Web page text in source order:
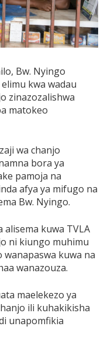
Bw. Nyingo
kwa wadau
zinazozalishwa
matokeo
wa chanjo
bora ya
pamoja na
afya ya mifugo na
Bw. Nyingo.
alisema kuwa TVLA
ni kiungo muhimu
kuwa na
wanazouza.
maelekezo ya
ili kuhakikisha
unapomfikia